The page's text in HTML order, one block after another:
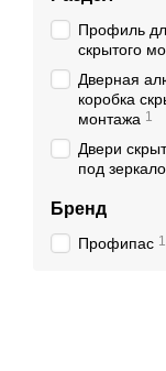
Профиль
скрытого
Дверная
коробка
монтажа 1
Двери
под зеркало
Бренд
Профипас 1